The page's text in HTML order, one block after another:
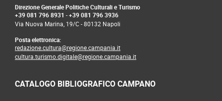
Direzione Generale Politiche Culturali e Turismo
+39 081 796 8931 -+39 081 796 3936
Via Nuova Marina, 19/C - 80132 Napoli
Posta elettronica:
redazione.cultura@regione.campania.it
cultura.turismo.digitale@regione.campania.it
CATALOGO BIBLIOGRAFICO CAMPANO